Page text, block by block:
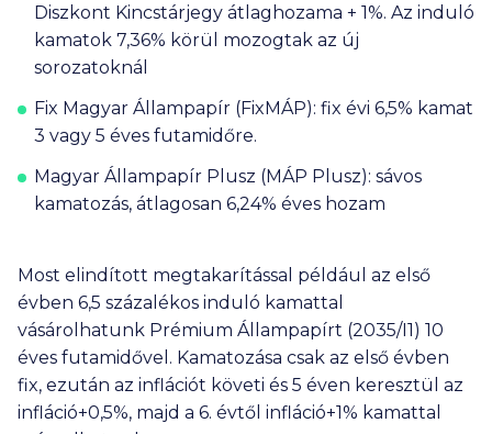
Diszkont Kincstárjegy átlaghozama + 1%. Az induló
kamatok 7,36% körül mozogtak az új
sorozatoknál
Fix Magyar Állampapír (FixMÁP): fix évi 6,5% kamat
3 vagy 5 éves futamidőre.
Magyar Állampapír Plusz (MÁP Plusz): sávos
kamatozás, átlagosan 6,24% éves hozam
Most elindított megtakarítással például az első
évben 6,5 százalékos induló kamattal
vásárolhatunk Prémium Állampapírt (2035/I1) 10
éves futamidővel. Kamatozása csak az első évben
fix, ezután az inflációt követi és 5 éven keresztül az
infláció+0,5%, majd a 6. évtől infláció+1% kamattal